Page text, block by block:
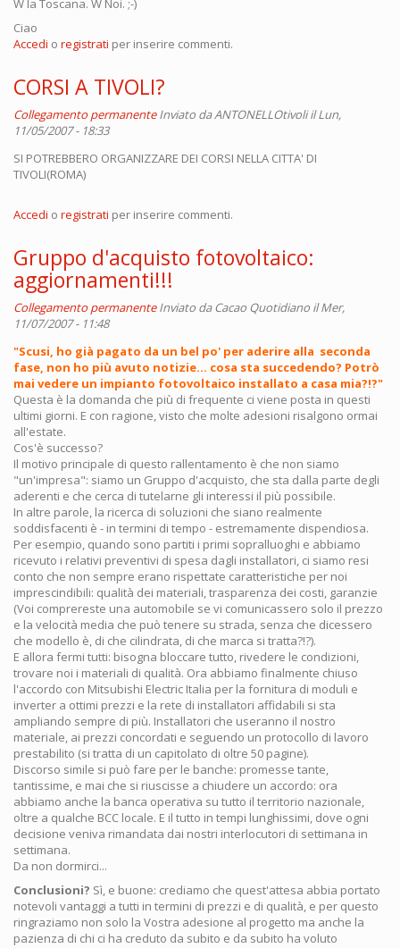
Ciao
Accedi o registrati per inserire commenti.
CORSI A TIVOLI?
Collegamento permanente Inviato daANTONELLOtivoliil Lun,
11/05/2007 - 18:33
SI POTREBBERO ORGANIZZARE DEI CORSI NELLA CITTA' DI
TIVOLI(ROMA)
Accedi o registrati per inserire commenti.
Gruppo d'acquisto fotovoltaico:
aggiornamenti!!!
Collegamento permanente Inviato daCacao Quotidiano il Mer,
11/07/2007 - 11:48
"Scusi, ho già pagato da un bel po' per aderire alla seconda
fase, non ho più avuto notizie... cosa sta succedendo? Potrò
mai vedere un impianto fotovoltaico installato a casa mia?!?"
Questa è la domanda che più di frequente ci viene posta in questi
ultimi giorni. E con ragione, visto che molte adesioni risalgono ormai
all'estate.
Cos'è successo?
Il motivo principale di questo rallentamento è che non siamo
"un'impresa": siamo un Gruppo d'acquisto, che sta dalla parte degli
aderenti e che cerca di tutelarne gli interessi il più possibile.
In altre parole, la ricerca di soluzioni che siano realmente
soddisfacenti è - in termini di tempo - estremamente dispendiosa.
Per esempio, quando sono partiti i primi sopralluoghi e abbiamo
ricevuto i relativi preventivi di spesa dagli installatori, ci siamo resi
conto che non sempre erano rispettate caratteristiche per noi
imprescindibili: qualità dei materiali, trasparenza dei costi, garanzie
(Voi comprereste una automobile se vi comunicassero solo il prezzo
e la velocità media che può tenere su strada, senza che dicessero
che modello è, di che cilindrata, di che marca si tratta?!?).
E allora fermi tutti: bisogna bloccare tutto, rivedere le condizioni,
trovare noi i materiali di qualità. Ora abbiamo finalmente chiuso
l'accordo con Mitsubishi Electric Italia per la fornitura di moduli e
inverter a ottimi prezzi e la rete di installatori affidabili si sta
ampliando sempre di più. Installatori che useranno il nostro
materiale, ai prezzi concordati e seguendo un protocollo di lavoro
prestabilito (si tratta di un capitolato di oltre 50 pagine).
Discorso simile si può fare per le banche: promesse tante,
tantissime, e mai che si riuscisse a chiudere un accordo: ora
abbiamo anche la banca operativa su tutto il territorio nazionale,
oltre a qualche BCC locale. E il tutto in tempi lunghissimi, dove ogni
decisione veniva rimandata dai nostri interlocutori di settimana in
settimana.
Da non dormirci...
Conclusioni? Sì, e buone: crediamo che quest'attesa abbia portato
notevoli vantaggi a tutti in termini di prezzi e di qualità, e per questo
ringraziamo non solo la Vostra adesione al progetto ma anche la
pazienza di chi ci ha creduto da subito e da subito ha voluto